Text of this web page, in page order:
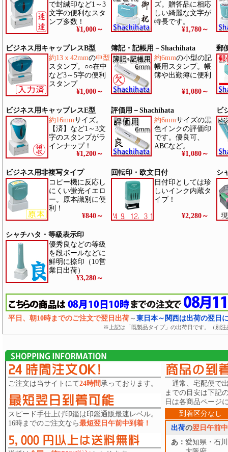
で封緘印など1～3
文字の便利なスタ
ンプ多数！
¥1,000 ～
ズ。贈答品に相応
しい綺麗な文字が
特長です。
¥1,780 ～
ビジネス用キャップレスB型
約13ｘ42mmの中型
スタンプ。○○在中
など3～5字の便利
スタンプ
¥1,000 ～
簿記・記帳用－Shachihata
約6mmの小型の記
帳用スタンプ。帳
簿や出勤簿に便利
¥1,080 ～
郵
ビジネス用キャップレスE型
約16mmサイズ。
【済】など1～3文
字のスタンプがラ
インナップ！
¥1,200 ～
評価用－Shachihata
約6mmサイズの黒
色インクの評価印
です。優良可、
ABCなど。
¥1,080 ～
ビ
ビジネス用非複写タイプ
コピー機に反応し
にくい蛍光イエロ
ー。原本識別に便
利！
¥840 ～
回転印・欧文日付
日付印としては珍
しいインク内蔵タ
イプ！
¥2,280 ～
シ
シャチハタ・等級表示印
優秀良などの等級
を段ボールなどに
鮮明に捺印（10営
業日出荷）
¥3,280 ～
平日、朝10時までのご注文で翌日出荷 ～ 東日本～関西は出荷の翌日
※上記は「既製品タイプ」の出荷日です。（別
ご注文は当サイトにて24時間承っております。
スピード手仕上げ印鑑は印鑑通販最速レベル。
16時までのご注文なら最短翌日午前中到着！
通常、宅配便で
までの目安は下記
日は各商品ページ
到着区分なし
出荷の翌日午前中
あ： 愛知県・石